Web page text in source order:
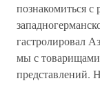
познакомиться
гастролировал
мы с
представлений.